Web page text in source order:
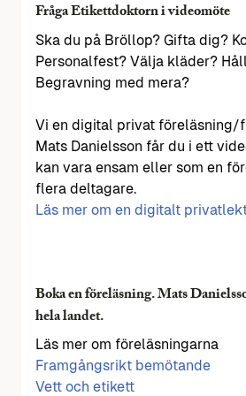
Fråga Etikettdoktorn i videomöte
Ska du på Bröllop? Gifta dig?
Personalfest? Välja kläder?
Begravning med mera?
Vi en digital privat föreläsning/
Mats Danielsson får du i ett
kan vara ensam eller som en
flera deltagare.
Läs mer om en digitalt
Boka en föreläsning. Mats
hela landet.
Läs mer om föreläsningarna
Framgångsrikt bemötande
Vett och etikett